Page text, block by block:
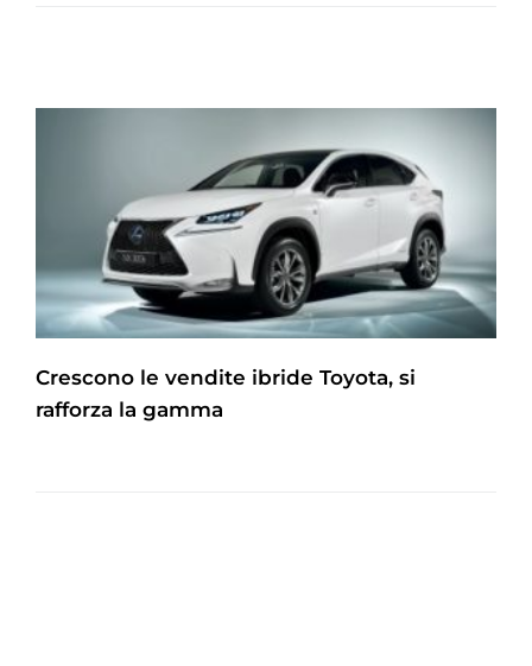
Crescono le vendite ibride Toyota, si
rafforza la gamma